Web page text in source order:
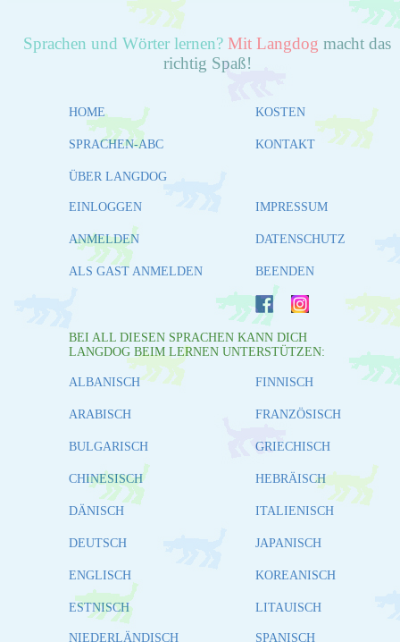
Sprachen und Wörter lernen? Mit Langdog macht das
richtig Spaß!
HOME
SPRACHEN-ABC
ÜBER LANGDOG
KOSTEN
KONTAKT
EINLOGGEN
ANMELDEN
ALS GAST ANMELDEN
IMPRESSUM
DATENSCHUTZ
BEENDEN
BEI ALL DIESEN SPRACHEN KANN DICH
LANGDOG BEIM LERNEN UNTERSTÜTZEN:
ALBANISCH
ARABISCH
BULGARISCH
CHINESISCH
DÄNISCH
DEUTSCH
ENGLISCH
ESTNISCH
FINNISCH
FRANZÖSISCH
GRIECHISCH
HEBRÄISCH
ITALIENISCH
JAPANISCH
KOREANISCH
LITAUISCH
NIEDERLÄNDISCH SPANISCH